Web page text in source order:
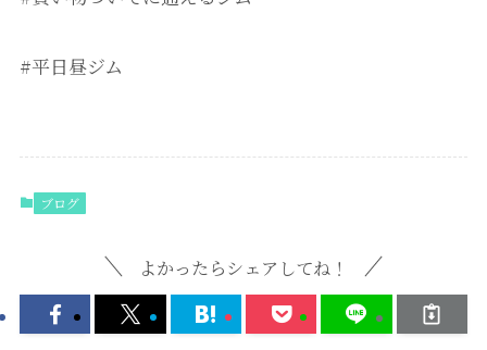
#平日昼ジム
ブログ
よかったらシェアしてね！